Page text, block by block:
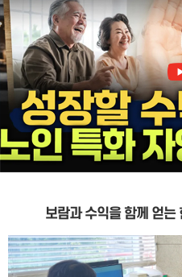
보람과 수익을 함께 얻는